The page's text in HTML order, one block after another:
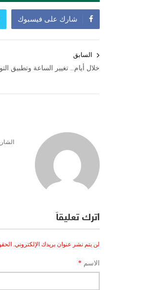
شارك على فيسبوك
المقالات
السابق
خلال أيام.. تغيير الساعة وتطبيق
الشارع
اترك تعليقاً
لن يتم نشر عنوان بريدك الإلكتروني.
الاسم *